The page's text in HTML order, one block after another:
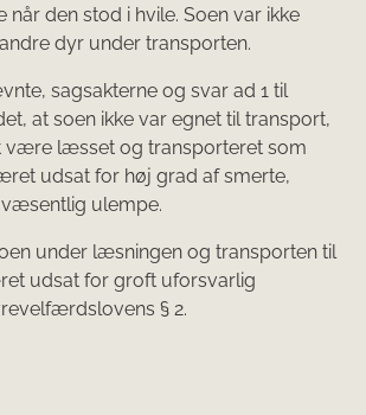
når den stod i hvile. Soen var ikke
dyr under transporten.
sagsakterne og svar ad 1 til
at soen ikke var egnet til transport,
være læsset og transporteret som
udsat for høj grad af smerte,
ulempe.
under læsningen og transporten til
udsat for groft uforsvarlig
§ 2.